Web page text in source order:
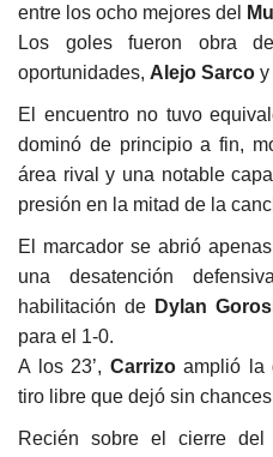
entre los ocho mejores del
Los goles fueron obra
oportunidades, Alejo Sarco y
El encuentro no tuvo
dominó de principio a fin,
área rival y una notable
presión en la mitad de la
El marcador se abrió
una desatención
habilitación de Dylan
para el 1-0.
A los 23’, Carrizoamplió la
tiro libre que dejó sin
Recién sobre el cierre